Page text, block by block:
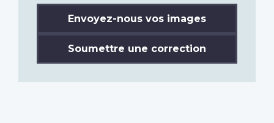
Envoyez-nous vos images
Soumettre une correction